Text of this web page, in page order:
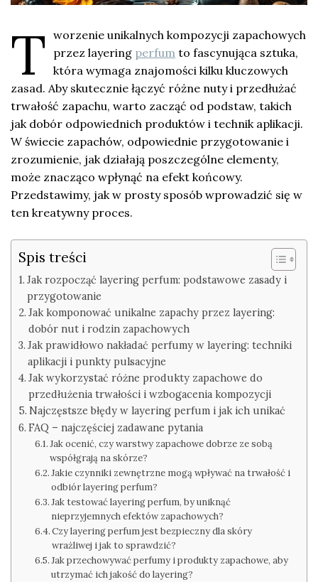
T worzenie unikalnych kompozycji zapachowych
przez layering perfum to fascynująca sztuka,
która wymaga znajomości kilku kluczowych
zasad. Aby skutecznie łączyć różne nuty i przedłużać
trwałość zapachu, warto zacząć od podstaw, takich
jak dobór odpowiednich produktów i technik aplikacji.
W świecie zapachów, odpowiednie przygotowanie i
zrozumienie, jak działają poszczególne elementy,
może znacząco wpłynąć na efekt końcowy.
Przedstawimy, jak w prosty sposób wprowadzić się w
ten kreatywny proces.
Spis treści
Jak rozpocząć layering perfum: podstawowe zasady i
przygotowanie
Jak komponować unikalne zapachy przez layering:
dobór nut i rodzin zapachowych
Jak prawidłowo nakładać perfumy w layering: techniki
aplikacji i punkty pulsacyjne
Jak wykorzystać różne produkty zapachowe do
przedłużenia trwałości i wzbogacenia kompozycji
Najczęstsze błędy w layering perfum i jak ich unikać
FAQ – najczęściej zadawane pytania
Jak ocenić, czy warstwy zapachowe dobrze ze sobą
współgrają na skórze?
Jakie czynniki zewnętrzne mogą wpływać na trwałość i
odbiór layering perfum?
Jak testować layering perfum, by uniknąć
nieprzyjemnych efektów zapachowych?
Czy layering perfum jest bezpieczny dla skóry
wrażliwej i jak to sprawdzić?
Jak przechowywać perfumy i produkty zapachowe, aby
utrzymać ich jakość do layering?